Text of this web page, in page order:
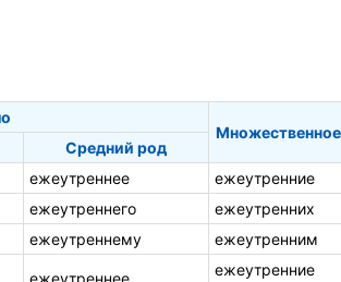
Средний род
ежеутреннее
ежеутренние
ежеутреннего
ежеутренних
ежеутреннему ежеутренним
ежеутренние